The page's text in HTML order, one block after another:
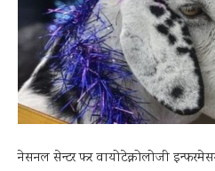
नेसनल सेन्टर फर वायोटेक्नोलोजी